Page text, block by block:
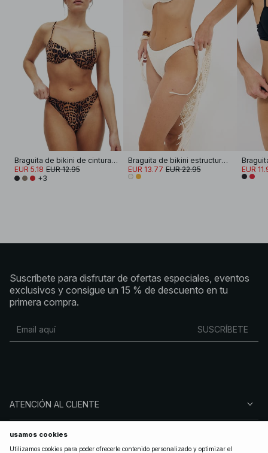
Braguita de bikini de cintura alta
EUR 5.18 EUR 12.95
+3
Braguita de bikini estructurada y de corte alto
EUR 13.77 EUR 22.95 EUR
Suscríbete para disfrutar de ofertas especiales, eventos
exclusivos y consigue un 15 % de descuento en tu
primera compra.
SUSCRÍBETE
ATENCIÓN AL CLIENTE
SOBRE NA-KD